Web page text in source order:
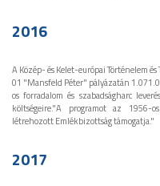
2016
A Közép- és Kelet-európai Történelem
01 "Mansfeld Péter" pályázatán
os forradalom és szabadságharc
költségeire."A programot az 1956-
létrehozott Emlékbizottság támogatja."
2017